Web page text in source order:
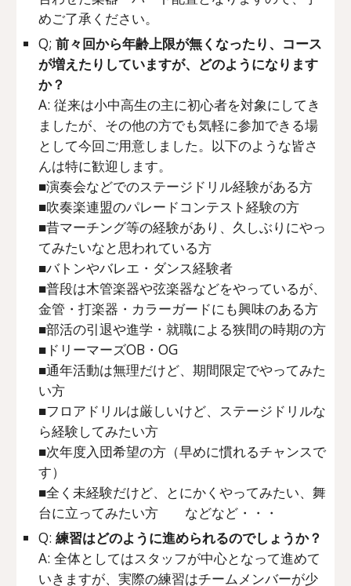
めご了承ください。
Q;前々回から年齢上限が無くなったり、コース
が増えたりしていますが、どのようになります
か？
A: 従来は小中高生の主に初心者を対象にしてき
ましたが、その他の方でも気軽に参加できる場
として今回ご用意しました。以下のような皆さ
んは特に歓迎します。
■演奏会などでのステージドリル経験がある方
■吹奏楽連盟のパレードコンテスト経験の方
■昔マーチング等の経験があり、久しぶりにやっ
てみたいなと思われている方
■バトンやバレエ・ダンス経験者
■普段は木管楽器や弦楽器などをやっているが、
金管・打楽器・カラーガードにも興味のある方
■部活の引退や進学・就職による狭間の時期の方
■ドリーマーズOB・OG
■通年活動は無理だけど、期間限定でやってみた
い方
■フロアドリルは厳しいけど、ステージドリルな
ら経験してみたい方
■次年度入団希望の方（早めに慣れるチャンスで
す）
■全く未経験だけど、とにかくやってみたい、舞
台に立ってみたい方 などなど・・・
Q:練習はどのように進められるのでしょうか？
A: 全体としてはスタッフが中心となって進めて
いきますが、実際の練習はチームメンバーが少